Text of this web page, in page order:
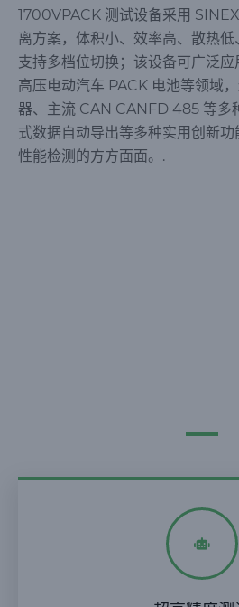
1700VPACK 测试设备采用
离方案，体积小、效率高、散热
支持多档位切换；该设备可广泛
高压电动汽车 PACK 电池等领域
器、主流 CAN CANFD 485 等多
式数据自动导出等多种实用创新
性能检测的方方面面。.